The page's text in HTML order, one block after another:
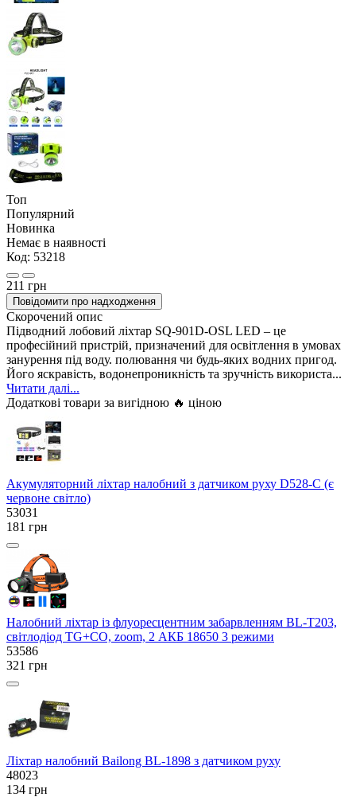
Топ
Популярний
Новинка
Немає в наявності
Код: 53218
211 грн
Повідомити про надходження
Скорочений опис
Підводний лобовий ліхтар SQ-901D-OSL LED – це
професійний пристрій, призначений для освітлення в умовах
занурення під воду. полювання чи будь-яких водних пригод.
Його яскравість, водонепроникність та зручність використа...
Читати далі...
Додаткові товари за вигідною 🔥 ціною
Акумуляторний ліхтар налобний з датчиком руху D528-C (є
червоне світло)
53031
181 грн
Налобний ліхтар із флуоресцентним забарвленням BL-T203,
світлодіод TG+CO, zoom, 2 АКБ 18650 3 режими
53586
321 грн
Ліхтар налобний Bailong BL-1898 з датчиком руху
48023
134 грн